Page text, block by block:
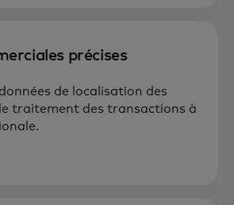
précises
de localisation des
traitement des transactions à